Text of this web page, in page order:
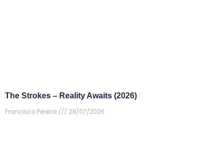
The Strokes – Reality Awaits (2026)
Francisco Pereira
29/07/2026